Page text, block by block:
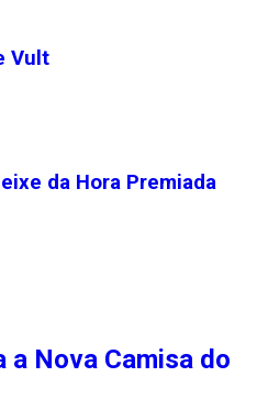
Vult
da Hora Premiada
a Nova Camisa do